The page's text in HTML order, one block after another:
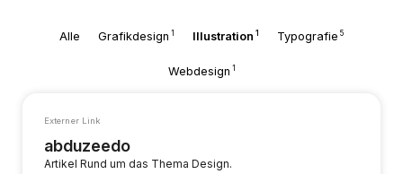
Alle Grafikdesign 1 Illustration 1 Typografie 5
Webdesign 1
Externer Link
abduzeedo
Artikel Rund um das Thema Design.